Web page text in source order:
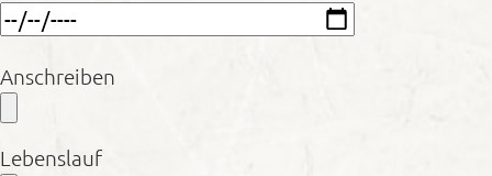
Anschreiben
Lebenslauf